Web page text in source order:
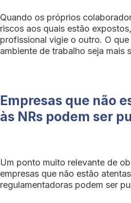
Quando os próprios
riscos aos quais estão
profissional vigie o outro. O
ambiente de trabalho seja mais
Empresas que não
às NRs podem ser
Um ponto muito relevante de
empresas que não estão
regulamentadoras podem ser